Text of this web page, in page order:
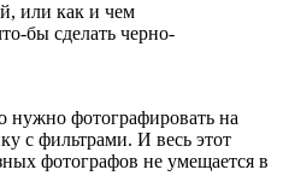
или как и чем
бы сделать черно-
нужно фотографировать на
с фильтрами. И весь этот
фотографов не умещается в